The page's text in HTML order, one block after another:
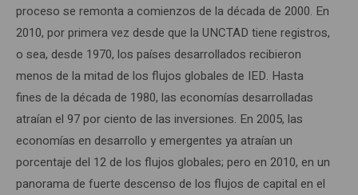
proceso se remonta a comienzos de la década de 2000. En
2010, por primera vez desde que la UNCTAD tiene registros,
o sea, desde 1970, los países desarrollados recibieron
menos de la mitad de los flujos globales de IED. Hasta
fines de la década de 1980, las economías desarrolladas
atraían el 97 por ciento de las inversiones. En 2005, las
economías en desarrollo y emergentes ya atraían un
porcentaje del 12 de los flujos globales; pero en 2010, en un
panorama de fuerte descenso de los flujos de capital en el